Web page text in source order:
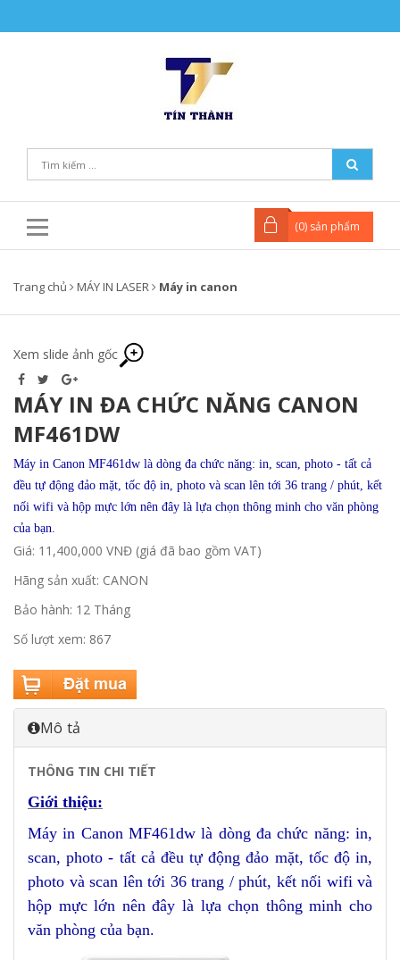
(0) sản phẩm
Trang chủ MÁY IN LASER Máy in canon
Xem slide ảnh gốc
MÁY IN ĐA CHỨC NĂNG CANON
MF461DW
Máy in Canon MF461dw là dòng đa chức năng: in, scan, photo - tất cả
đều tự động đảo mặt, tốc độ in, photo và scan lên tới 36 trang / phút, kết
nối wifi và hộp mực lớn nên đây là lựa chọn thông minh cho văn phòng
của bạn.
Giá: 11,400,000 VNĐ (giá đã bao gồm VAT)
Hãng sản xuất: CANON
Bảo hành: 12 Tháng
Số lượt xem: 867
Mô tả
THÔNG TIN CHI TIẾT
Giới thiệu:
Máy in Canon MF461dw là dòng đa chức năng: in,
scan, photo - tất cả đều tự động đảo mặt, tốc độ in,
photo và scan lên tới 36 trang / phút, kết nối wifi và
hộp mực lớn nên đây là lựa chọn thông minh cho
văn phòng của bạn.